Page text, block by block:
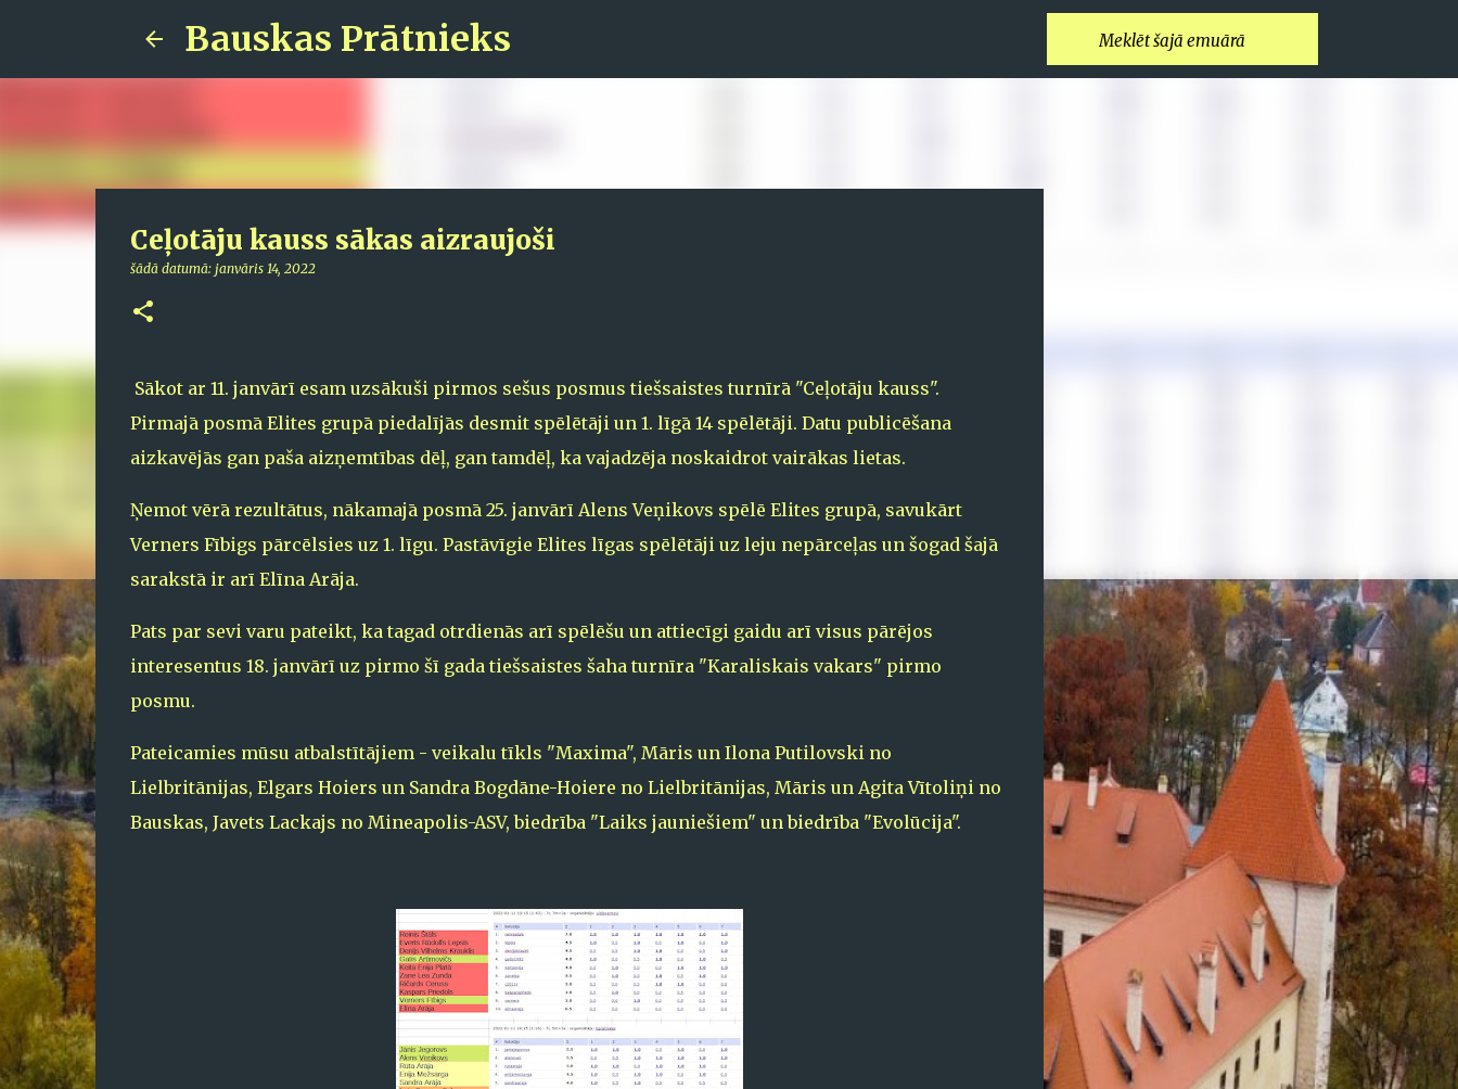
Bauskas Prātnieks
Ceļotāju kauss sākas aizraujoši
šādā datumā: janvāris 14, 2022
Sākot ar 11. janvārī esam uzsākuši pirmos sešus posmus tiešsaistes turnīrā "Ceļotāju kauss".
Pirmajā posmā Elites grupā piedalījās desmit spēlētāji un 1. līgā 14 spēlētāji. Datu publicēšana
aizkavējās gan paša aizņemtības dēļ, gan tamdēļ, ka vajadzēja noskaidrot vairākas lietas.
Ņemot vērā rezultātus, nākamajā posmā 25. janvārī Alens Veņikovs spēlē Elites grupā, savukārt
Verners Fībigs pārcēlsies uz 1. līgu. Pastāvīgie Elites līgas spēlētāji uz leju nepārceļas un šogad šajā
sarakstā ir arī Elīna Arāja.
Pats par sevi varu pateikt, ka tagad otrdienās arī spēlēšu un attiecīgi gaidu arī visus pārējos
interesentus 18. janvārī uz pirmo šī gada tiešsaistes šaha turnīra "Karaliskais vakars" pirmo
posmu.
Pateicamies mūsu atbalstītājiem - veikalu tīkls "Maxima", Māris un Ilona Putilovski no
Lielbritānijas, Elgars Hoiers un Sandra Bogdāne-Hoiere no Lielbritānijas, Māris un Agita Vītoliņi no
Bauskas, Javets Lackajs no Mineapolis-ASV, biedrība "Laiks jauniešiem" un biedrība "Evolūcija".